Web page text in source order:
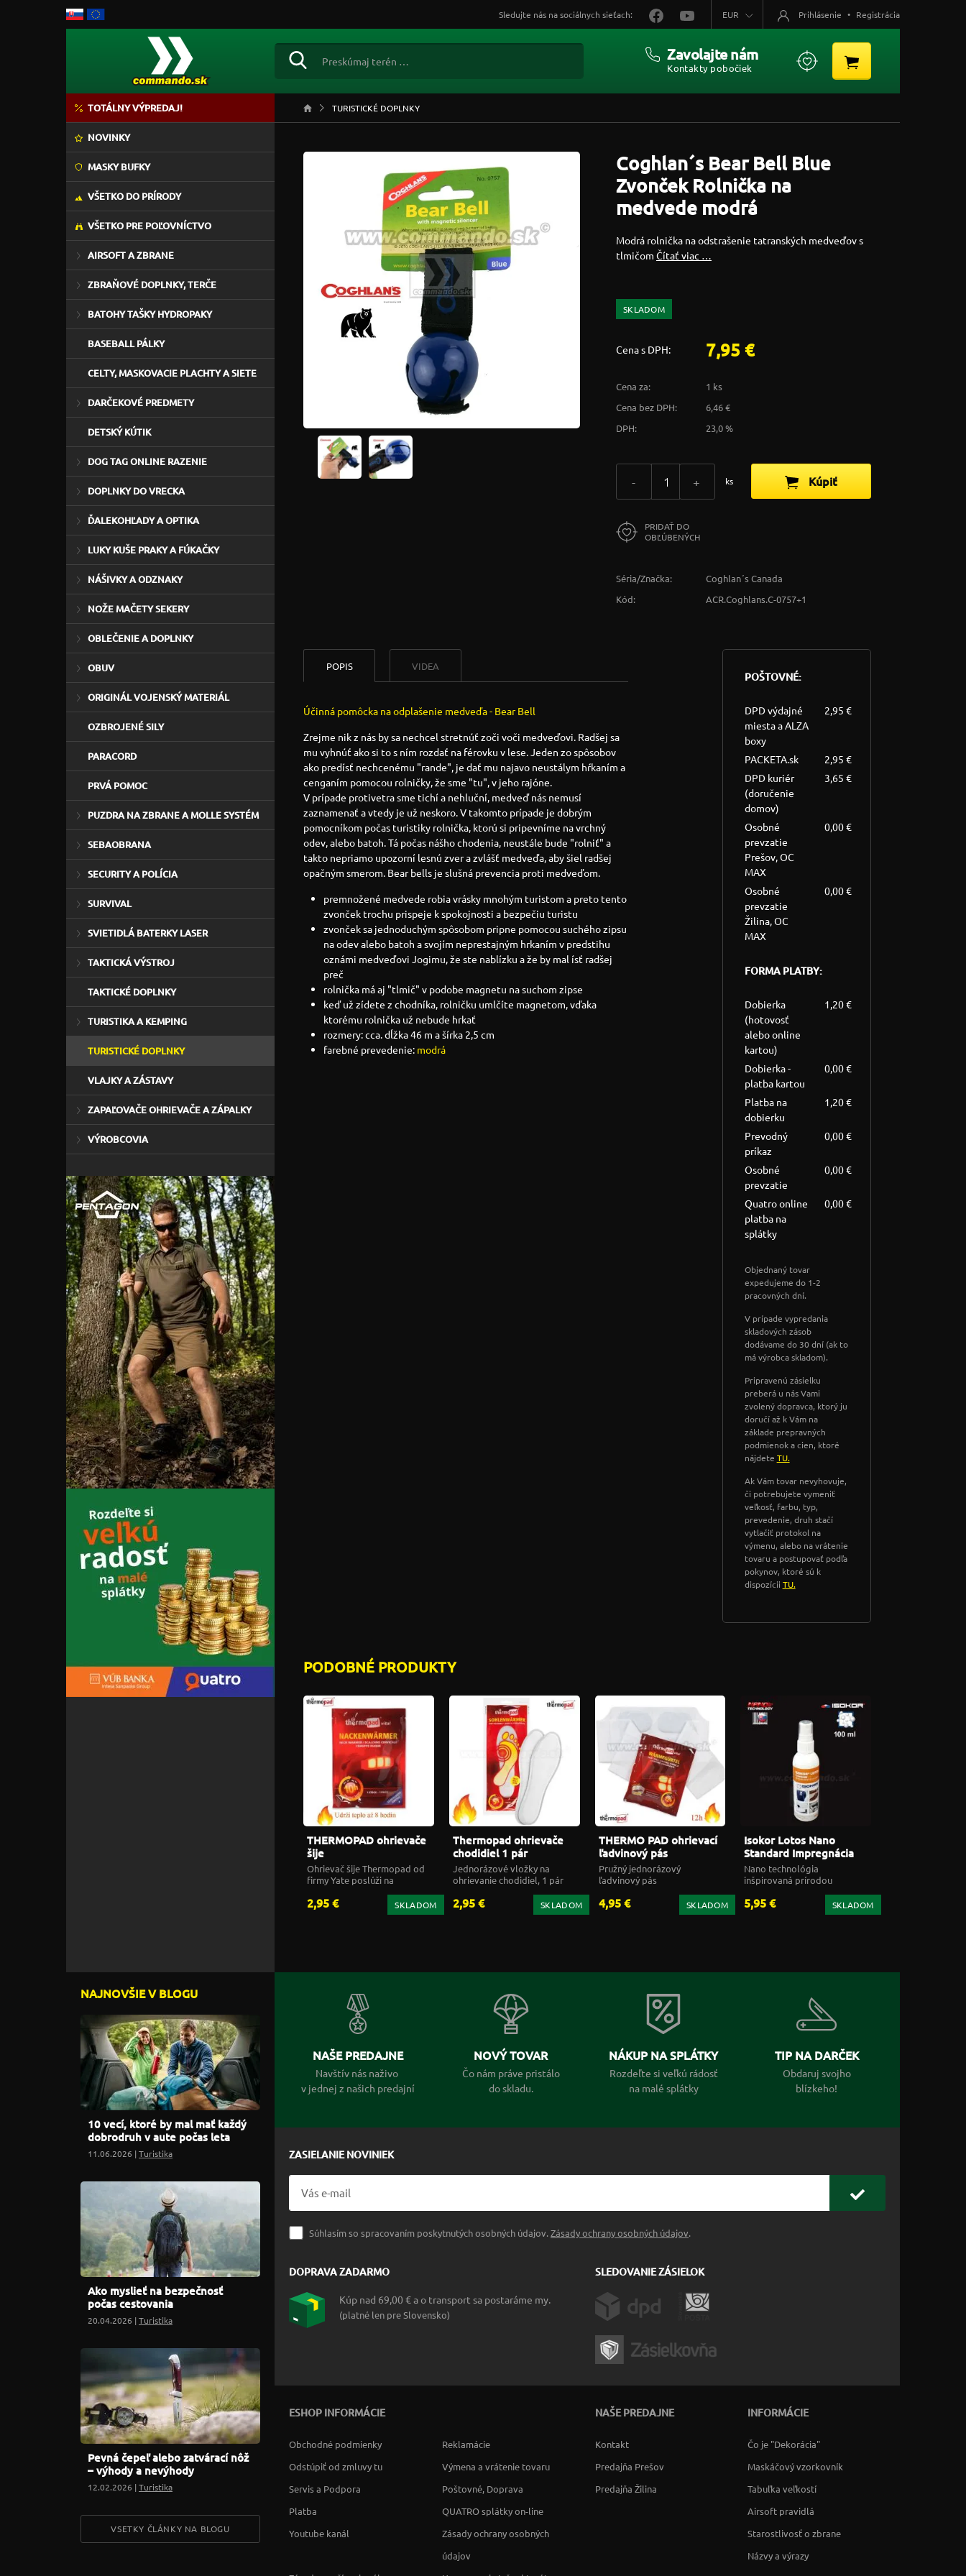
TURISTICKÉ DOPLNKY
Coghlan´s Bear Bell Blue
Zvonček Rolnička na
medvede modrá
Modrá rolnička na odstrašenie tatranských medveďov s
tlmičom Čítať viac …
SKLADOM
Cena s DPH: 7,95 €
Cena za:
1 ks
Cena bez DPH:
6,46 €
DPH:
23,0 %
- + ks Kúpiť
PRIDAŤ DO
OBĽÚBENÝCH
Séria/Značka:
Coghlan´s Canada
Kód:
ACR.Coghlans.C-0757+1
POPIS VIDEA
Účinná pomôcka na odplašenie medveďa - Bear Bell
Zrejme nik z nás by sa nechcel stretnúť zoči voči medveďovi. Radšej sa
mu vyhnúť ako si to s ním rozdať na férovku v lese. Jeden zo spôsobov
ako predísť nechcenému "rande", je dať mu najavo neustálym hŕkaním a
cenganím pomocou rolničky, že sme "tu", v jeho rajóne.
V prípade protivetra sme tichí a nehluční, medveď nás nemusí
zaznamenať a vtedy je už neskoro. V takomto prípade je dobrým
pomocníkom počas turistiky rolnička, ktorú si pripevníme na vrchný
odev, alebo batoh. Tá počas nášho chodenia, neustále bude "rolniť" a
takto nepriamo upozorní lesnú zver a zvlášť medveďa, aby šiel radšej
opačným smerom. Bear bells je slušná prevencia proti medveďom.
premnožené medvede robia vrásky mnohým turistom a preto tento
zvonček trochu prispeje k spokojnosti a bezpečiu turistu
zvonček sa jednoduchým spôsobom pripne pomocou suchého zipsu
na odev alebo batoh a svojím neprestajným hrkaním v predstihu
oznámi medveďovi Jogimu, že ste nablízku a že by mal ísť radšej
preč
rolnička má aj "tlmič" v podobe magnetu na suchom zipse
keď už zídete z chodníka, rolničku umlčíte magnetom, vďaka
ktorému rolnička už nebude hrkať
rozmery: cca. dĺžka 46 m a šírka 2,5 cm
farebné prevedenie: modrá
POŠTOVNÉ:
DPD výdajné
miesta a ALZA
boxy
2,95 €
PACKETA.sk
2,95 €
DPD kuriér
(doručenie
domov)
3,65 €
Osobné
prevzatie
Prešov, OC
MAX
0,00 €
Osobné
prevzatie
Žilina, OC
MAX
0,00 €
FORMA PLATBY:
Dobierka
(hotovosť
alebo online
kartou)
1,20 €
Dobierka -
platba kartou
0,00 €
Platba na
dobierku
1,20 €
Prevodný
príkaz
0,00 €
Osobné
prevzatie
0,00 €
Quatro online
platba na
splátky
0,00 €
Objednaný tovar
expedujeme do 1-2
pracovných dní.
V prípade vypredania
skladových zásob
dodávame do 30 dní (ak to
má výrobca skladom).
Pripravenú zásielku
preberá u nás Vami
zvolený dopravca, ktorý ju
doručí až k Vám na
základe prepravných
podmienok a cien, ktoré
nájdete TU.
Ak Vám tovar nevyhovuje,
či potrebujete vymeniť
veľkosť, farbu, typ,
prevedenie, druh stačí
vytlačiť protokol na
výmenu, alebo na vrátenie
tovaru a postupovať podľa
pokynov, ktoré sú k
dispozícii TU.
PODOBNÉ PRODUKTY
THERMOPAD ohrievače
šije
Ohrievač šije Thermopad od
firmy Yate poslúži na
počasí.
2,95 € SKLADOM
Thermopad ohrievače
chodidiel 1 pár
Jednorázové vložky na
ohrievanie chodidiel, 1 pár
2,95 € SKLADOM
THERMO PAD ohrievací
ľadvinový pás
Pružný jednorázový
ľadvinový pás
4,95 € SKLADOM
Isokor Lotos Nano
Standard Impregnácia
textilu 100ml
Nano technológia
inšpirovaná prírodou
5,95 € SKLADOM
TOTÁLNY VÝPREDAJ!
NOVINKY
MASKY BUFKY
VŠETKO DO PRÍRODY
VŠETKO PRE POĽOVNÍCTVO
AIRSOFT A ZBRANE
ZBRAŇOVÉ DOPLNKY, TERČE
BATOHY TAŠKY HYDROPAKY
BASEBALL PÁLKY
CELTY, MASKOVACIE PLACHTY A SIETE
DARČEKOVÉ PREDMETY
DETSKÝ KÚTIK
DOG TAG ONLINE RAZENIE
DOPLNKY DO VRECKA
ĎALEKOHĽADY A OPTIKA
LUKY KUŠE PRAKY A FÚKAČKY
NÁŠIVKY A ODZNAKY
NOŽE MAČETY SEKERY
OBLEČENIE A DOPLNKY
OBUV
ORIGINÁL VOJENSKÝ MATERIÁL
OZBROJENÉ SILY
PARACORD
PRVÁ POMOC
PUZDRA NA ZBRANE A MOLLE SYSTÉM
SEBAOBRANA
SECURITY A POLÍCIA
SURVIVAL
SVIETIDLÁ BATERKY LASER
TAKTICKÁ VÝSTROJ
TAKTICKÉ DOPLNKY
TURISTIKA A KEMPING
TURISTICKÉ DOPLNKY
VLAJKY A ZÁSTAVY
ZAPAĽOVAČE OHRIEVAČE A ZÁPALKY
VÝROBCOVIA
NAJNOVŠIE V BLOGU
10 vecí, ktoré by mal mať každý
dobrodruh v aute počas leta
11.06.2026 |Turistika
Ako myslieť na bezpečnosť
počas cestovania
20.04.2026 |Turistika
Pevná čepeľ alebo zatvárací nôž
– výhody a nevýhody
12.02.2026 |Turistika
VSETKY ČLÁNKY NA BLOGU
NAŠE PREDAJNE
Navštív nás naživo
v jednej z našich predajní
NOVÝ TOVAR
Čo nám práve pristálo
do skladu.
NÁKUP NA SPLÁTKY
Rozdeľte si veľkú rádosť
na malé splátky
TIP NA DARČEK
Obdaruj svojho
blízkeho!
ZASIELANIE NOVINIEK
Súhlasím so spracovaním poskytnutých osobných údajov.Zásady ochrany osobných údajov.
DOPRAVA ZADARMO
Kúp nad 69,00 € a o transport sa postaráme my.
(platné len pre Slovensko)
SLEDOVANIE ZÁSIELOK
ESHOP INFORMÁCIE
Obchodné podmienky
Reklamácie
Odstúpiť od zmluvy tu
Výmena a vrátenie tovaru
Servis a Podpora
Poštovné, Doprava
Platba
QUATRO splátky on-line
Youtube kanál
Zásady ochrany osobných
údajov
NAŠE PREDAJNE
Kontakt
Predajňa Prešov
Predajňa Žilina
INFORMÁCIE
Čo je "Dekorácia"
Maskáčový vzorkovník
Tabuľka veľkostí
Airsoft pravidlá
Starostlivosť o zbrane
Názvy a výrazy
Sledujte nás na sociálnych sieťach: EUR Prihlásenie • Registrácia
Zavolajte nám
Kontakty pobočiek